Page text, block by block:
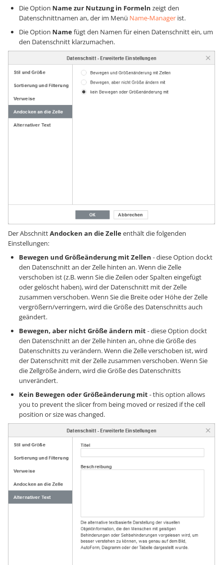
Die Option Name zur Nutzung in Formeln zeigt den
Datenschnittnamen an, der im Menü Name-Manager ist.
Die Option Namefügt den Namen für einen Datenschnitt ein, um
den Datenschnitt klarzumachen.
Der AbschnittAndocken an die Zelleenthält die folgenden
Einstellungen:
Bewegen und Größeänderung mit Zellen - diese Option dockt
den Datenschnitt an der Zelle hinten an. Wenn die Zelle
verschoben ist (z.B. wenn Sie die Zeilen oder Spalten eingefügt
oder gelöscht haben), wird der Datenschnitt mit der Zelle
zusammen verschoben. Wenn Sie die Breite oder Höhe der Zelle
vergrößern/verringern, wird die Größe des Datenschnitts auch
geändert.
Bewegen, aber nicht Größe ändern mit- diese Option dockt
den Datenschnitt an der Zelle hinten an, ohne die Größe des
Datenschnitts zu verändern. Wenn die Zelle verschoben ist, wird
der Datenschnitt mit der Zelle zusammen verschoben. Wenn Sie
die Zellgröße ändern, wird die Größe des Datenschnitts
unverändert.
Kein Bewegen oder Größeänderung mit- this option allows
you to prevent the slicer from being moved or resized if the cell
position or size was changed.